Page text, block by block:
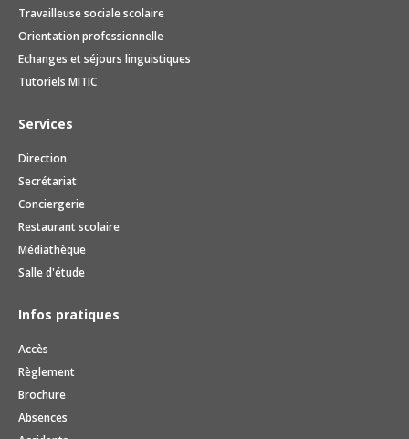
Travailleuse sociale scolaire
Orientation professionnelle
Echanges et séjours linguistiques
Tutoriels MITIC
Services
Direction
Secrétariat
Conciergerie
Restaurant scolaire
Médiathèque
Salle d'étude
Infos pratiques
Accès
Règlement
Brochure
Absences